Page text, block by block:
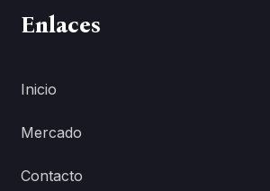
Enlaces
Inicio
Mercado
Contacto